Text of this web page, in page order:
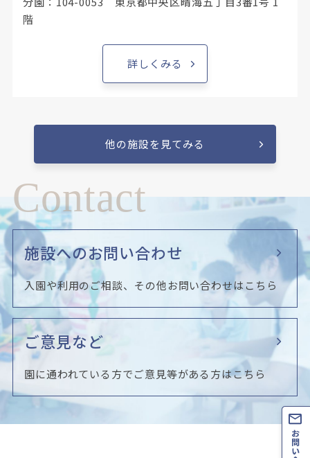
階
詳しくみる
他の施設を見てみる
Contact
施設へのお問い合わせ
入園や利用のご相談、その他お問い合わせはこちら
ご意見など
園に通われている方でご意見等がある方はこちら